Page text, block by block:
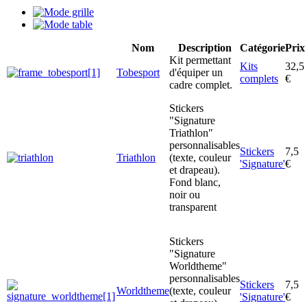
Nom Description CatégoriePrix
Tobesport
Kit permettant
d'équiper un
cadre complet.
Kits
complets
32,5
€
Triathlon
Stickers
"Signature
Triathlon"
personnalisables
(texte, couleur
et drapeau).
Fond blanc,
noir ou
transparent
Stickers
'Signature'
7,5
€
Worldtheme
Stickers
"Signature
Worldtheme"
personnalisables
(texte, couleur
Stickers
'Signature'
7,5
€